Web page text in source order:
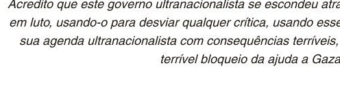
Acredito que este governo ultranacionalista se escondeu
em luto, usando-o para desviar qualquer crítica, usando
sua agenda ultranacionalista com consequências
terrível bloqueio da ajuda a